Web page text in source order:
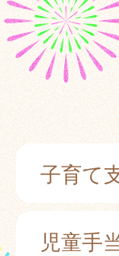
子育て
児童手